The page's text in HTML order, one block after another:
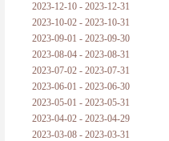
2023-12-10 - 2023-12-31
2023-10-02 - 2023-10-31
2023-09-01 - 2023-09-30
2023-08-04 - 2023-08-31
2023-07-02 - 2023-07-31
2023-06-01 - 2023-06-30
2023-05-01 - 2023-05-31
2023-04-02 - 2023-04-29
2023-03-08 - 2023-03-31